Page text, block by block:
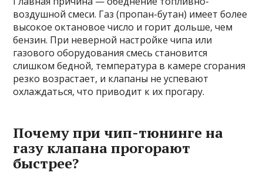
воздушной смеси. Газ (пропан-бутан) имеет более
высокое октановое число и горит дольше, чем
бензин. При неверной настройке чипа или
газового оборудования смесь становится
слишком бедной, температура в камере сгорания
резко возрастает, и клапаны не успевают
охлаждаться, что приводит к их прогару.
Почему при чип-тюнинге на
газу клапана прогорают
быстрее?